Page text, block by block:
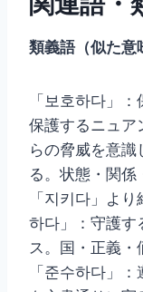
類義語（似た意
「보호하다」
保護するニュア
らの脅威を意
る。状態・関係
「지키다」よ
하다」：守護す
ス。国・正義・
「준수하다」